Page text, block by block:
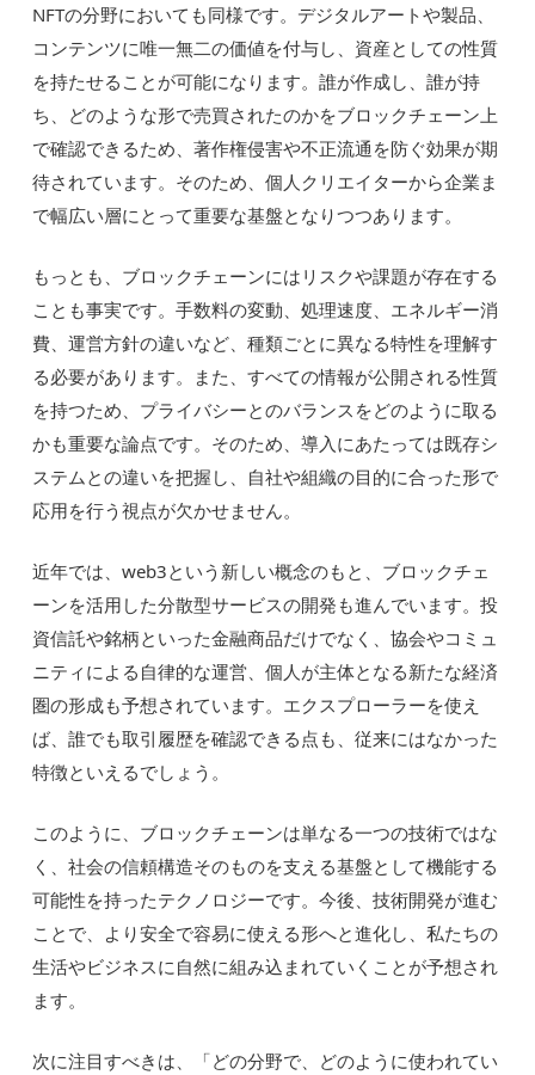
NFTの分野においても同様です。デジタルアートや製品、
コンテンツに唯一無二の価値を付与し、資産としての性質
を持たせることが可能になります。誰が作成し、誰が持
ち、どのような形で売買されたのかをブロックチェーン上
で確認できるため、著作権侵害や不正流通を防ぐ効果が期
待されています。そのため、個人クリエイターから企業ま
で幅広い層にとって重要な基盤となりつつあります。
もっとも、ブロックチェーンにはリスクや課題が存在する
ことも事実です。手数料の変動、処理速度、エネルギー消
費、運営方針の違いなど、種類ごとに異なる特性を理解す
る必要があります。また、すべての情報が公開される性質
を持つため、プライバシーとのバランスをどのように取る
かも重要な論点です。そのため、導入にあたっては既存シ
ステムとの違いを把握し、自社や組織の目的に合った形で
応用を行う視点が欠かせません。
近年では、web3という新しい概念のもと、ブロックチェ
ーンを活用した分散型サービスの開発も進んでいます。投
資信託や銘柄といった金融商品だけでなく、協会やコミュ
ニティによる自律的な運営、個人が主体となる新たな経済
圏の形成も予想されています。エクスプローラーを使え
ば、誰でも取引履歴を確認できる点も、従来にはなかった
特徴といえるでしょう。
このように、ブロックチェーンは単なる一つの技術ではな
く、社会の信頼構造そのものを支える基盤として機能する
可能性を持ったテクノロジーです。今後、技術開発が進む
ことで、より安全で容易に使える形へと進化し、私たちの
生活やビジネスに自然に組み込まれていくことが予想され
ます。
次に注目すべきは、「どの分野で、どのように使われてい